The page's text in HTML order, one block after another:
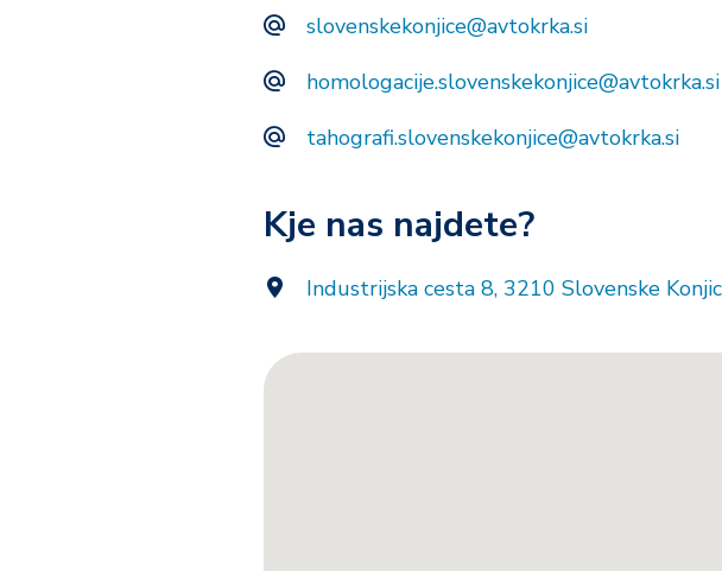
slovenskekonjice@avtokrka.si
homologacije.slovenskekonjice@avtokrka.si
tahografi.slovenskekonjice@avtokrka.si
Kje nas najdete?
Industrijska cesta 8, 3210 Slovenske